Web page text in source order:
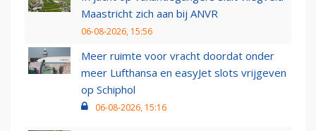
Maastricht zich aan bij ANVR
06-08-2026, 15:56
Meer ruimte voor vracht doordat onder
meer Lufthansa en easyJet slots vrijgeven
op Schiphol
06-08-2026, 15:16